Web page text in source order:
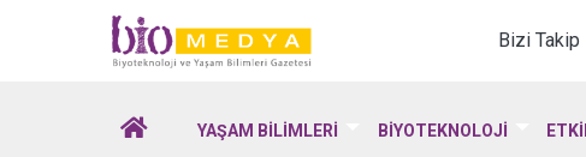
Biomedya - Bizi Takip
YAŞAM BİLİMLERİ BİYOTEKNOLOJİ